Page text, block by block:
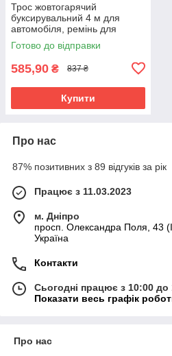
Трос жовтогарячий
буксирувальний 4 м для
автомобіля, ремінь для
буксирування авто 65 мм 5
тонн, 2 гаки
Готово до відправки
585,90 ₴ 837 ₴
Купити
Про нас
87% позитивних з 89 відгуків за рік
Працює з 11.03.2023
м. Дніпро
просп. Олександра Поля, 43
Україна
Контакти
Сьогодні працює з 10:00 до
Показати весь графік
Про нас